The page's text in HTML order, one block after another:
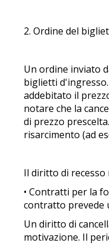
2. Ordine del
Un ordine inviato
biglietti
addebitato il
notare che la
di prezzo
risarcimento (ad
Il diritto di
• Contratti per la
contratto prevede
Un diritto di
motivazione. Il